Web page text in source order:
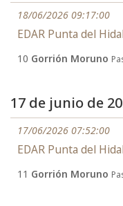
18/06/2026 09:17:00
EDAR Punta del
10 Gorrión Moruno
17 de junio de
17/06/2026 07:52:00
EDAR Punta del
11 Gorrión Moruno